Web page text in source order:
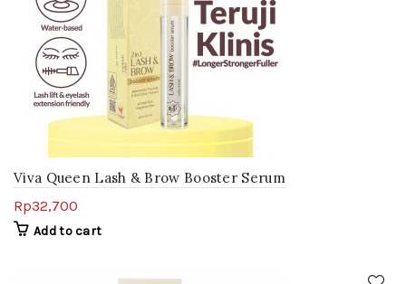
Viva Queen Lash & Brow Booster Serum
Rp32,700
Add to cart